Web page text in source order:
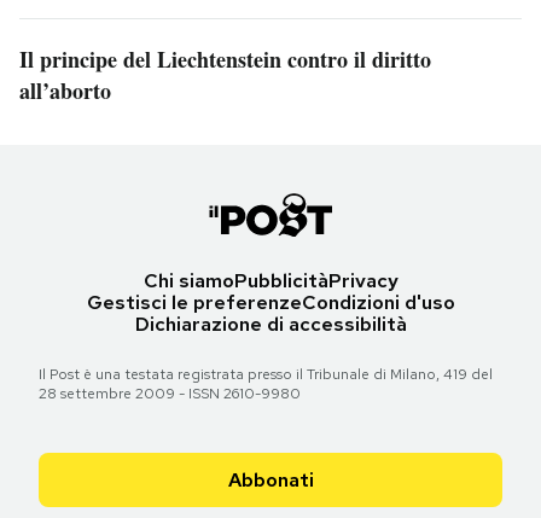
Il principe del Liechtenstein contro il diritto
all’aborto
Chi siamoPubblicitàPrivacy
Gestisci le preferenzeCondizioni d'uso
Dichiarazione di accessibilità
Il Post è una testata registrata presso il Tribunale di Milano, 419 del
28 settembre 2009 - ISSN 2610-9980
Abbonati